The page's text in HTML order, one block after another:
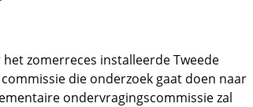
het zomerreces installeerde Tweede
die onderzoek gaat doen naar
ondervragingscommissie zal